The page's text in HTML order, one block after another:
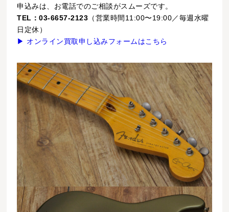
申込みは、お電話でのご相談がスムーズです。
TEL：03-6657-2123 （営業時間11:00〜19:00／毎週水曜
日定休）
▶ オンライン買取申し込みフォームはこちら